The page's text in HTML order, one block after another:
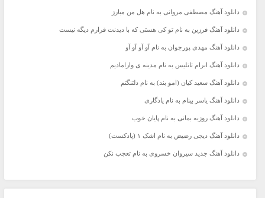
دانلود آهنگ مصطفی مروانی به نام هل من مبارز
دانلود آهنگ فرزین به نام تو کی هستی که با دیدنت قرارم دیگه نیست
دانلود آهنگ مهدی پورجوان به نام آو آو آو آو
دانلود آهنگ ابرام تاتلیس به نام مدینه ی وارامادیم
دانلود آهنگ سعید کیان (امو بند) به نام دلتنگتم
دانلود آهنگ یاسر بینام به نام یادگاری
دانلود آهنگ روزبه بمانی به نام پایان خوب
دانلود آهنگ دیجی رضیض به نام اشک ۱ (پادکست)
دانلود آهنگ جدید سیروان خسروی به نام تعجب نکن